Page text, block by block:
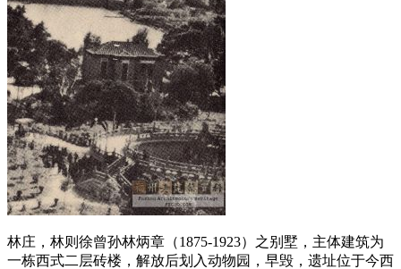
林庄，林则徐曾孙林炳章（1875-1923）之别墅，主体建筑为
一栋西式二层砖楼，解放后划入动物园，早毁，遗址位于今西